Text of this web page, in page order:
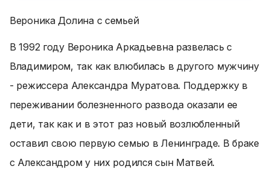
Вероника Долина с семьей
В 1992 году Вероника Аркадьевна развелась с
Владимиром, так как влюбилась в другого мужчину
- режиссера Александра Муратова. Поддержку в
переживании болезненного развода оказали ее
дети, так как и в этот раз новый возлюбленный
оставил свою первую семью в Ленинграде. В браке
с Александром у них родился сын Матвей.